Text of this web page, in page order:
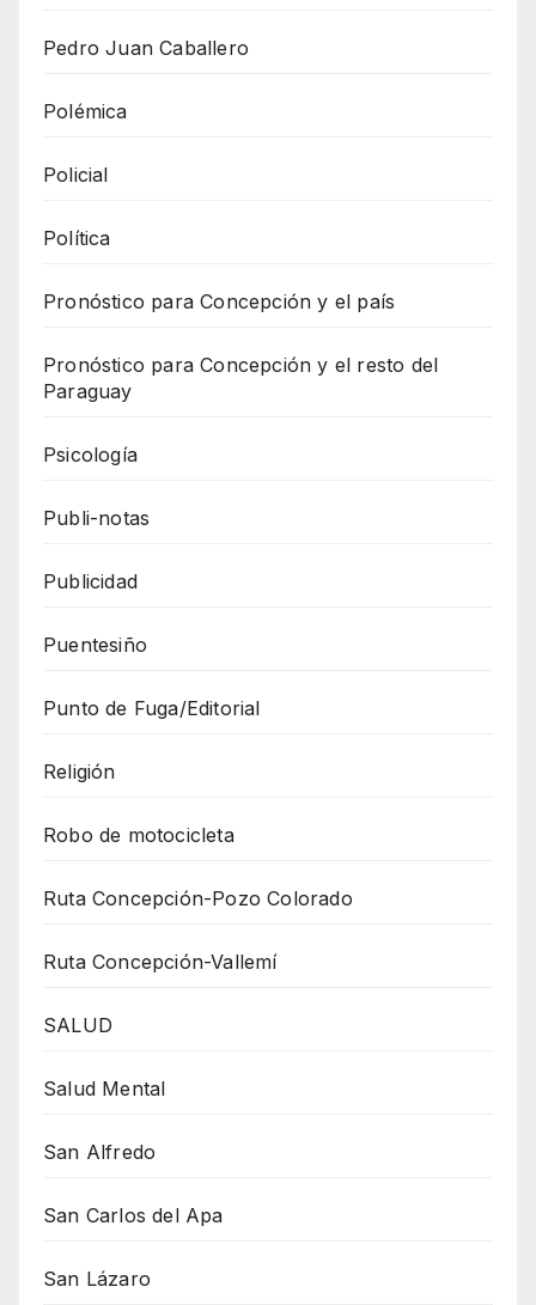
Pedro Juan Caballero
Polémica
Policial
Política
Pronóstico para Concepción y el país
Pronóstico para Concepción y el resto del
Paraguay
Psicología
Publi-notas
Publicidad
Puentesiño
Punto de Fuga/Editorial
Religión
Robo de motocicleta
Ruta Concepción-Pozo Colorado
Ruta Concepción-Vallemí
SALUD
Salud Mental
San Alfredo
San Carlos del Apa
San Lázaro